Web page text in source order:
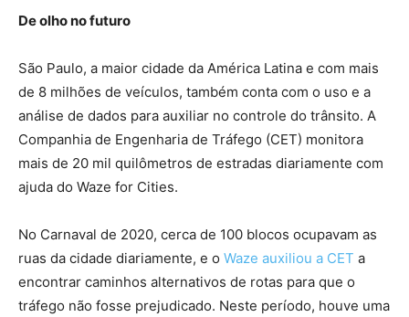
De olho no futuro
São Paulo, a maior cidade da América Latina e com mais
de 8 milhões de veículos, também conta com o uso e a
análise de dados para auxiliar no controle do trânsito. A
Companhia de Engenharia de Tráfego (CET) monitora
mais de 20 mil quilômetros de estradas diariamente com
ajuda do Waze for Cities.
No Carnaval de 2020, cerca de 100 blocos ocupavam as
ruas da cidade diariamente, e o Waze auxiliou a CET a
encontrar caminhos alternativos de rotas para que o
tráfego não fosse prejudicado. Neste período, houve uma